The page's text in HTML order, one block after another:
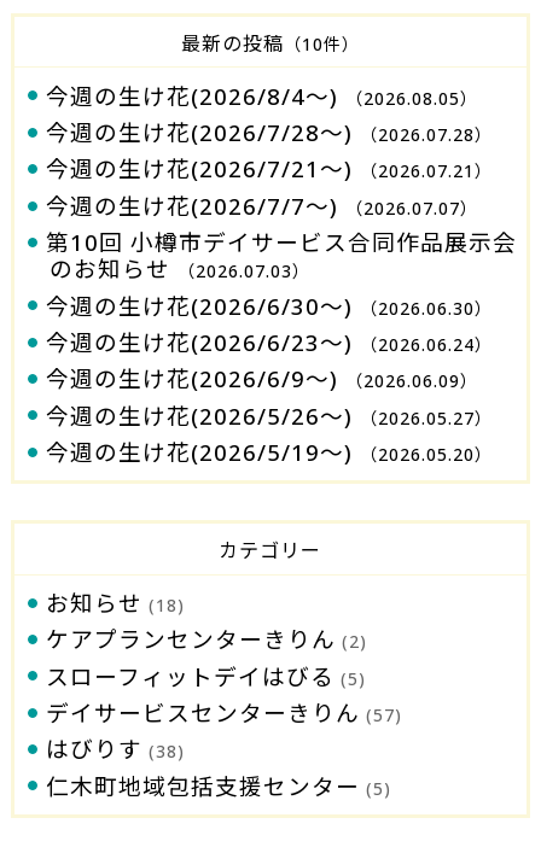
最新の投稿 （10件）
今週の生け花(2026/8/4～) （2026.08.05）
今週の生け花(2026/7/28～) （2026.07.28）
今週の生け花(2026/7/21～) （2026.07.21）
今週の生け花(2026/7/7～) （2026.07.07）
第10回 小樽市デイサービス合同作品展示会
のお知らせ
（2026.07.03）
今週の生け花(2026/6/30～) （2026.06.30）
今週の生け花(2026/6/23～) （2026.06.24）
今週の生け花(2026/6/9～) （2026.06.09）
今週の生け花(2026/5/26～) （2026.05.27）
今週の生け花(2026/5/19～) （2026.05.20）
カテゴリー
お知らせ (18)
ケアプランセンターきりん (2)
スローフィットデイはびる (5)
デイサービスセンターきりん (57)
はびりす (38)
仁木町地域包括支援センター (5)